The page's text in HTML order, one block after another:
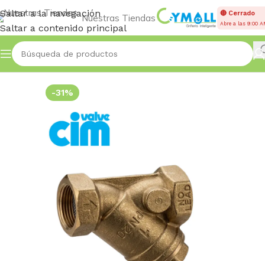
Saltar a la navegación
Saltar a contenido principal
Nuestras Tiendas 🔴 Cerrado
Abre a las 9:00
Inicio VÁLVULAS Oblicua
-31%